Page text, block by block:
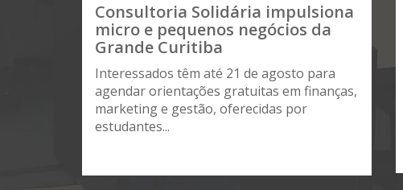
Consultoria Solidária impulsiona
micro e pequenos negócios da
Grande Curitiba
Interessados têm até 21 de agosto para
agendar orientações gratuitas em finanças,
marketing e gestão, oferecidas por
estudantes...